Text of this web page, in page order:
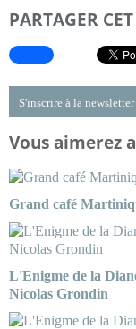
PARTAGER
S'inscrire à la newsletter
Vous aimerez
Grand café
L'Enigme de la
Nicolas Grondin